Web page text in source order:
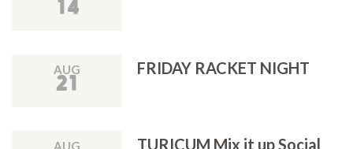
14
AUG
21
FRIDAY RACKET NIGHT
TURICUM Mix it up Social